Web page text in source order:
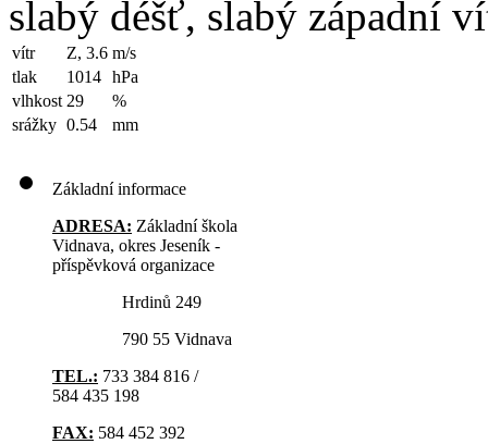
slabý déšť, slabý západní
vítr Z, 3.6 m/s
tlak
1014 hPa
vlhkost 29
%
srážky 0.54 mm
Základní informace
ADRESA: Základní škola
Vidnava, okres Jeseník -
příspěvková organizace
Hrdinů 249
790 55 Vidnava
TEL.: 733 384 816 /
584 435 198
FAX: 584 452 392